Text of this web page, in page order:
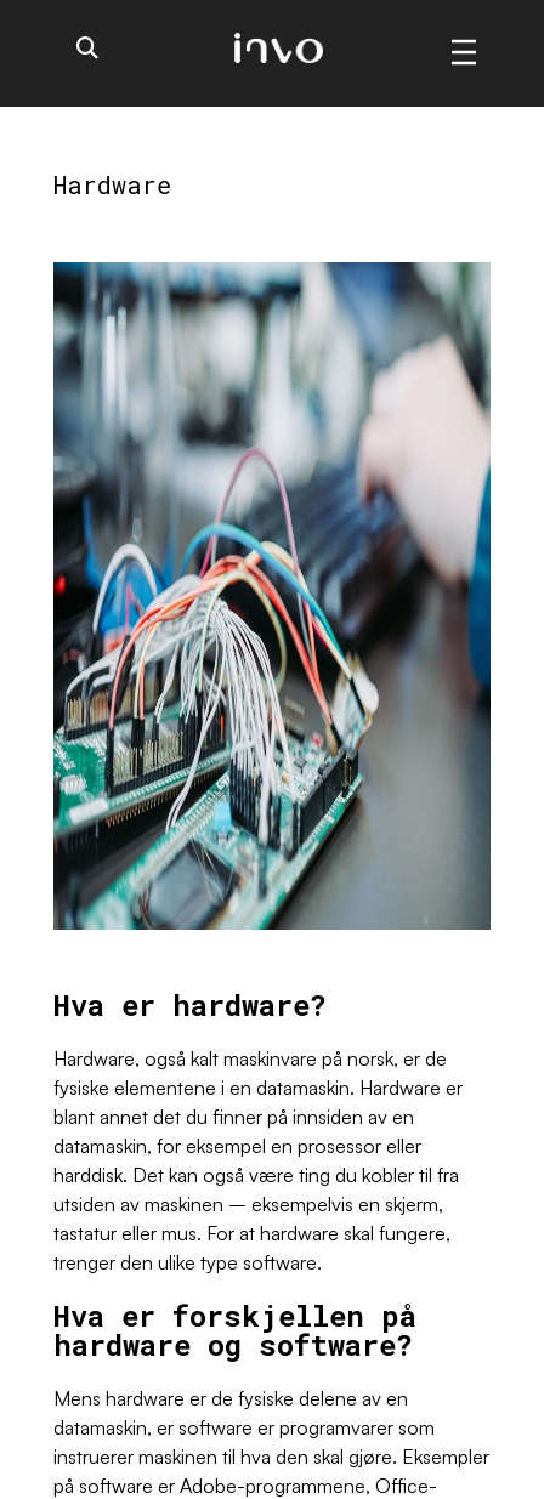
Hardware
Hva er hardware?
Hardware, også kalt maskinvare på norsk, er de
fysiske elementene i en datamaskin. Hardware er
blant annet det du finner på innsiden av en
datamaskin, for eksempel en prosessor eller
harddisk. Det kan også være ting du kobler til fra
utsiden av maskinen – eksempelvis en skjerm,
tastatur eller mus. For at hardware skal fungere,
trenger den ulike type software.
Hva er forskjellen på
hardware og software?
Mens hardware er de fysiske delene av en
datamaskin, er software er programvarer som
instruerer maskinen til hva den skal gjøre. Eksempler
på software er Adobe-programmene, Office-